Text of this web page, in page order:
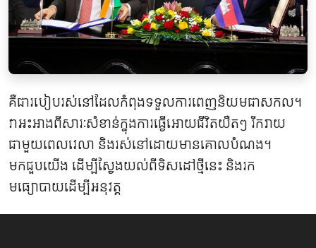
គឺជារបៀបរស់នៅដែលកំពុងទទួលការពេញនិយមជាសកល។
វាអះអាងពីសារៈសំខាន់ក្នុងការធ្វើអោយជីវិតយឺតៗ រីករាយ
ជាមួយពេលវេលា និងរស់នៅដោយមានគោលបំណង។
មកជួបយើង ដើម្បីស្វែងយល់ពីទិសដៅថ្មីនេះ និងរក
មធ្យោបាយដើម្បីអនុវត្ត